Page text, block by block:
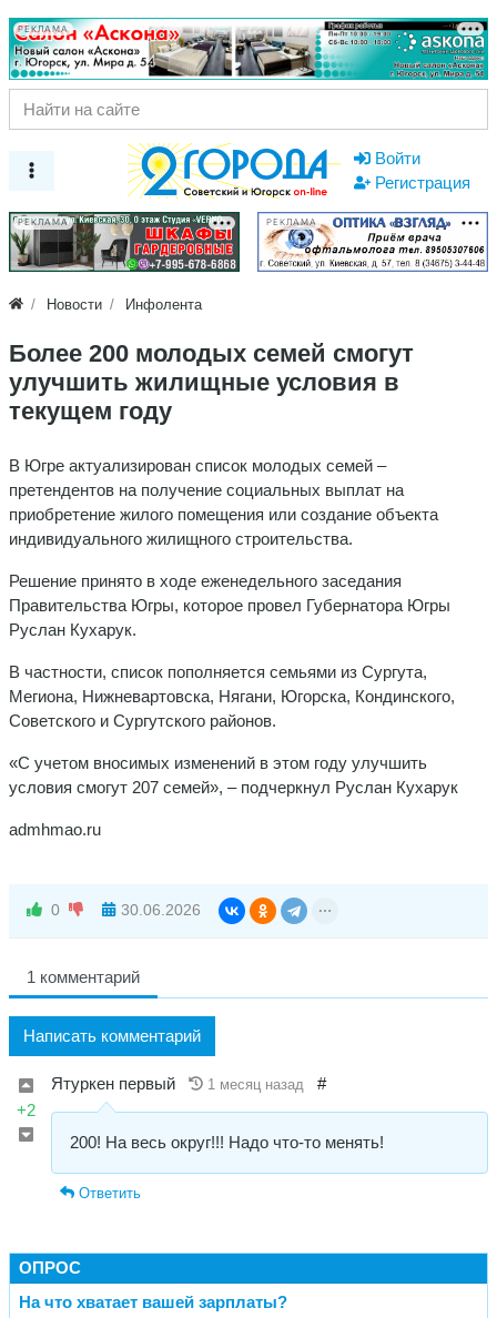
РЕКЛАМА
Войти
Регистрация
РЕКЛАМА РЕКЛАМА
Новости Инфолента
Более 200 молодых семей смогут
улучшить жилищные условия в
текущем году
В Югре актуализирован список молодых семей –
претендентов на получение социальных выплат на
приобретение жилого помещения или создание объекта
индивидуального жилищного строительства.
Решение принято в ходе еженедельного заседания
Правительства Югры, которое провел Губернатора Югры
Руслан Кухарук.
В частности, список пополняется семьями из Сургута,
Мегиона, Нижневартовска, Нягани, Югорска, Кондинского,
Советского и Сургутского районов.
«С учетом вносимых изменений в этом году улучшить
условия смогут 207 семей», – подчеркнул Руслан Кухарук
admhmao.ru
0 30.06.2026
1 комментарий
Написать комментарий
+2
Ятуркен первый 1 месяц назад #
200! На весь округ!!! Надо что-то менять!
Ответить
ОПРОС
На что хватает вашей зарплаты?